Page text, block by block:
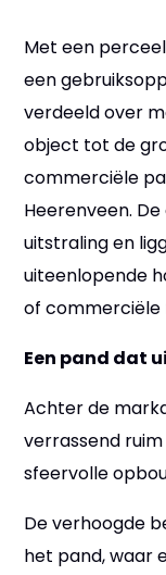
Met een
een
verdeeld over
object tot de
commerciële
Heerenveen.
uitstraling en
uiteenlopende
of commerciële
Een pand dat
Achter de
verrassend
sfeervolle
De verhoogde
het pand, waar